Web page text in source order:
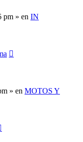
pm » en IN
» en MOTOS Y